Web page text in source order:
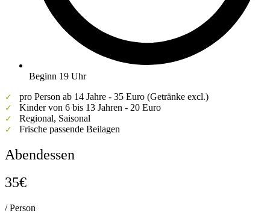
Beginn 19 Uhr
✓ pro Person ab 14 Jahre - 35 Euro (Getränke excl.)
✓ Kinder von 6 bis 13 Jahren - 20 Euro
✓ Regional, Saisonal
✓ Frische passende Beilagen
Abendessen
35€
/ Person